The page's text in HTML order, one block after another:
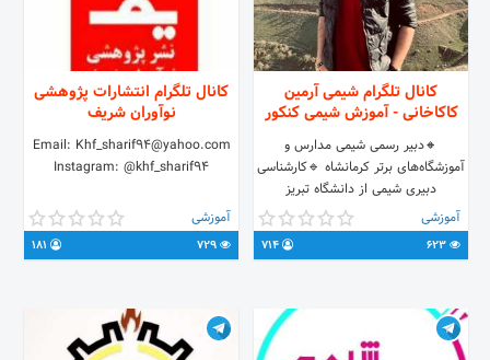
کانال تلگرام شیمی آرمین
کاکاخانی - آموزش شیمی کنکور
🔸دبیر رسمی شیمی مدارس و
آموزشگاه‌های برتر کرمانشاه 🔹کارشناسی
دبیری شیمی از دانشگاه تبریز
🔸کارشناسی ارشد شیمی‌تجزیه دانشگاه
رازی 🔹برگزیده استعداد‌های درخشان
دانشگاه 🔸مدرس شیمی کنکور و نهایی -
آموزشی
کانال تلگرام انتشارات پژوهشی
نوآوران شریف
Email: Khf_sharif94@yahoo.com
Instagram: @khf_sharif94
آموزشی